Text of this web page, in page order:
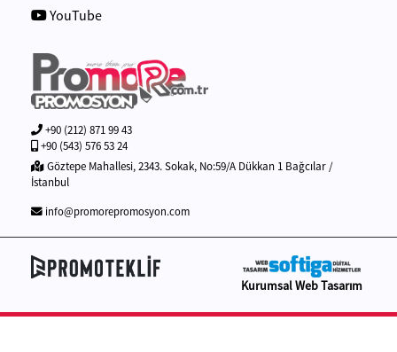
YouTube
+90 (212) 871 99 43
+90 (543) 576 53 24
Göztepe Mahallesi, 2343. Sokak, No:59/A Dükkan 1 Bağcılar /
İstanbul
info@promorepromosyon.com
Kurumsal Web Tasarım